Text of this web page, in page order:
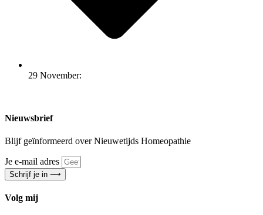
29 November:
Nieuwsbrief
Blijf geïnformeerd over Nieuwetijds Homeopathie
Je e-mail adres
Schrijf je in ⟶
Volg mij